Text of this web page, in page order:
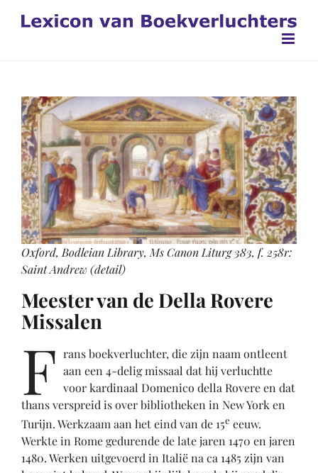
naar
Oxford, Bodleian Library, Ms Canon Liturg 383, f. 258r:
Saint Andrew (detail)
Meester van de Della Rovere
Missalen
F rans boekverluchter, die zijn naam ontleent
aan een 4-delig missaal dat hij verluchtte
voor kardinaal Domenico della Rovere en dat
thans verspreid is over bibliotheken in New York en
Turijn. Werkzaam aan het eind van de 15e eeuw.
Werkte in Rome gedurende de late jaren 1470 en jaren
1480. Werken uitgevoerd in Italië na ca 1485 zijn van